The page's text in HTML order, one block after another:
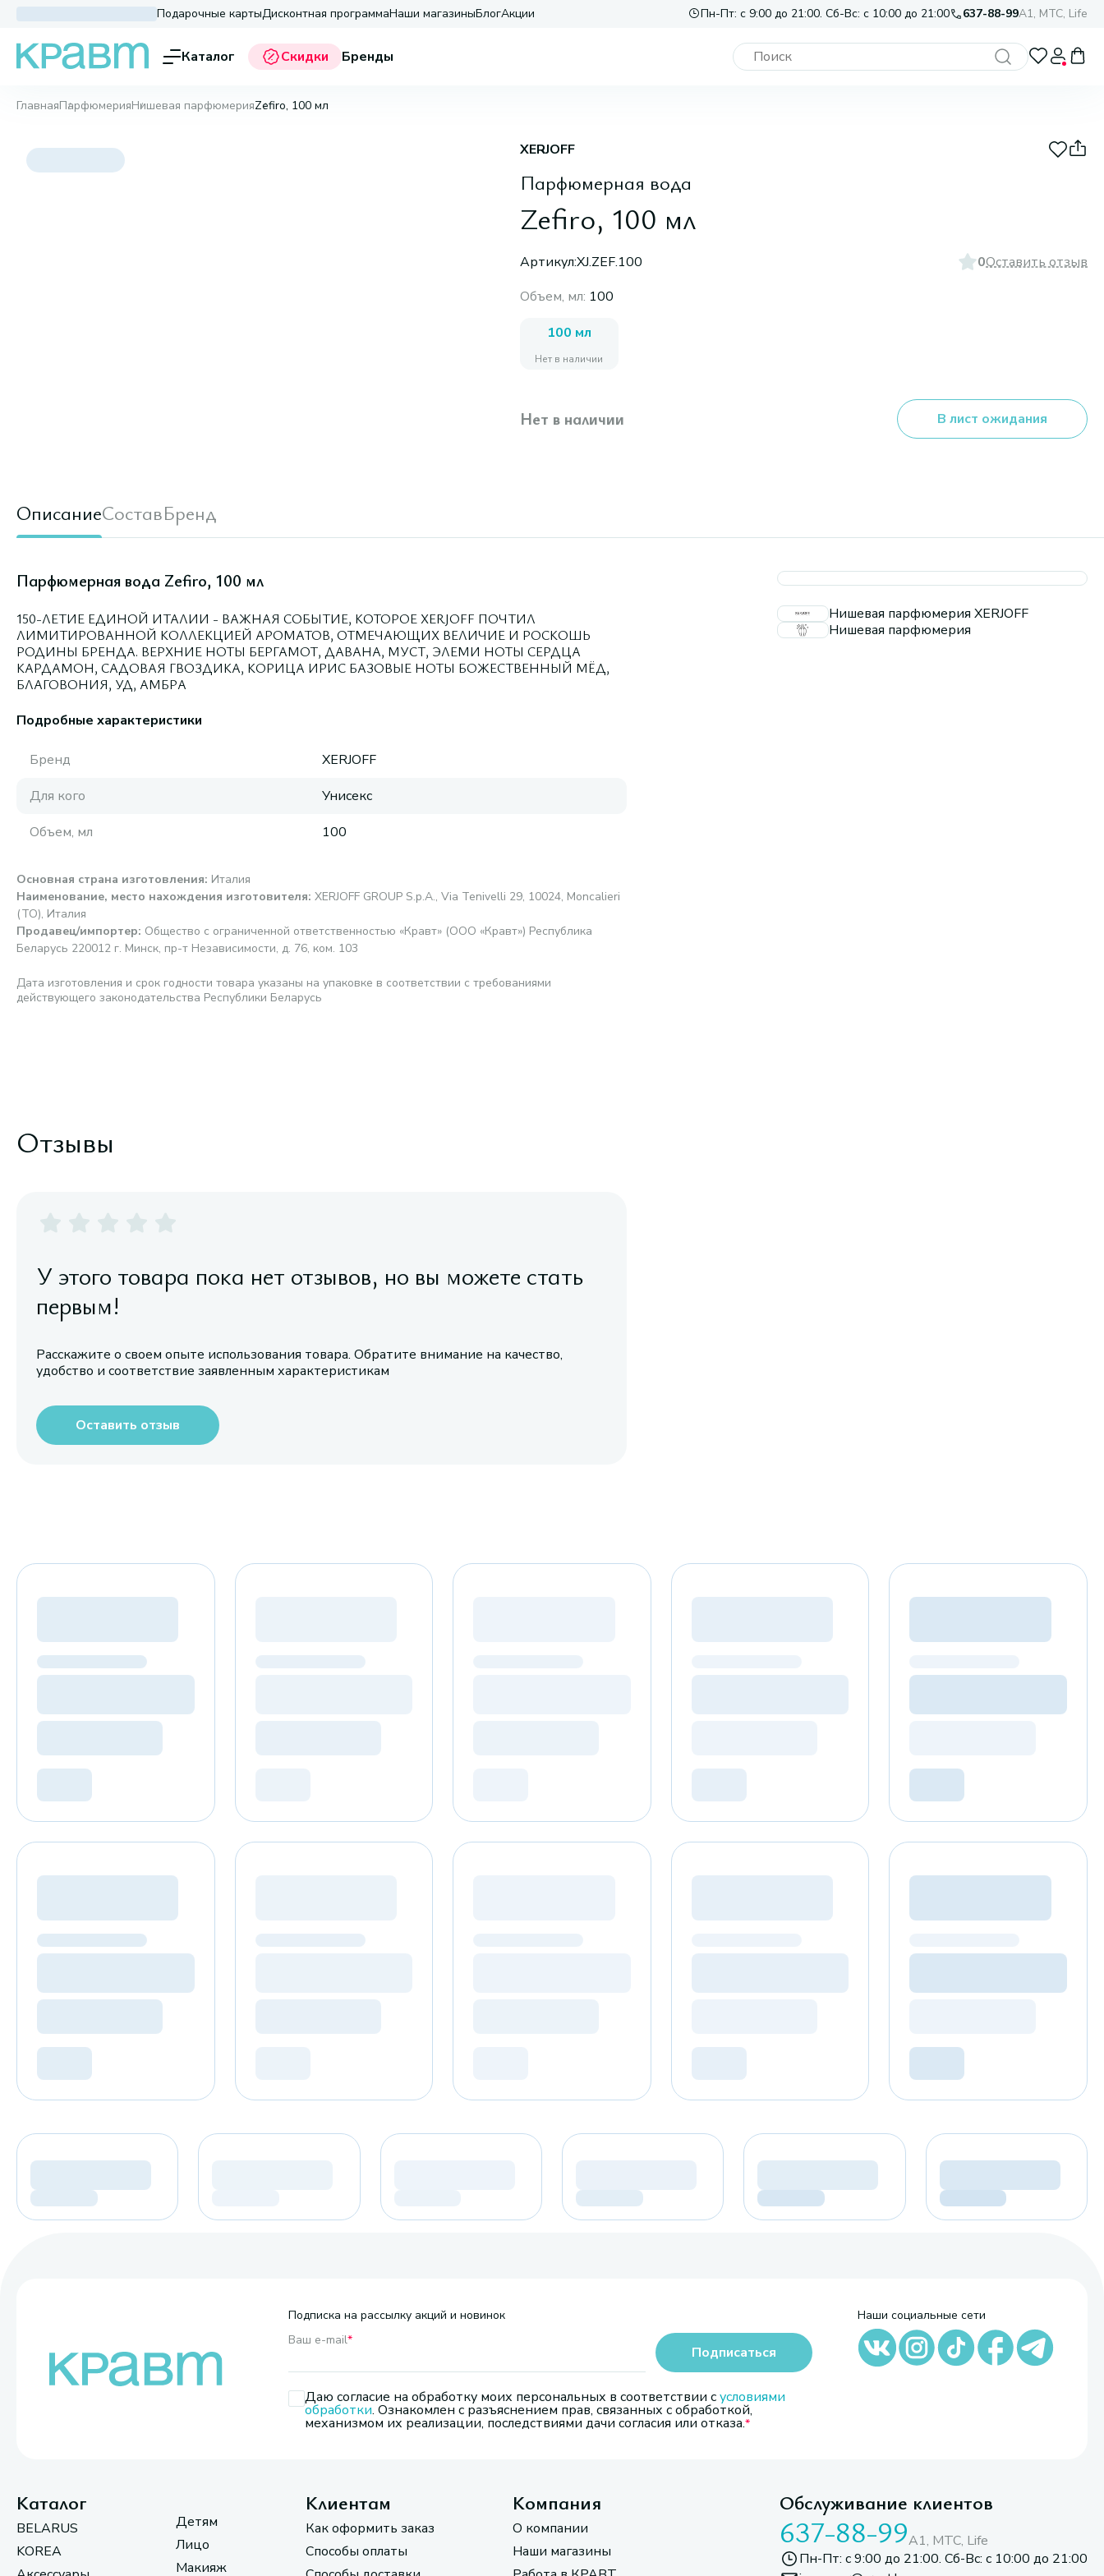
Подарочные картыДисконтная программаНаши магазиныБлогАкции Пн-Пт: с 9:00 до 21:00. Сб-Вс: с 10:00 до 21:00 637-88-99A1, МТС, Life
Каталог Скидки Бренды
ГлавнаяПарфюмерияНишевая парфюмерияZefiro, 100 мл
XERJOFF
Парфюмерная вода
Zefiro, 100 мл
Артикул:XJ.ZEF.100 0Оставить отзыв
Объем, мл: 100
100 мл
Нет в наличии
Нет в наличии В лист ожидания
ОписаниеСоставБренд
Парфюмерная вода Zefiro, 100 мл
150-ЛЕТИЕ ЕДИНОЙ ИТАЛИИ - ВАЖНАЯ СОБЫТИЕ, КОТОРОЕ XERJOFF ПОЧТИЛ
ЛИМИТИРОВАННОЙ КОЛЛЕКЦИЕЙ АРОМАТОВ, ОТМЕЧАЮЩИХ ВЕЛИЧИЕ И РОСКОШЬ
РОДИНЫ БРЕНДА. ВЕРХНИЕ НОТЫ БЕРГАМОТ, ДАВАНА, МУСТ, ЭЛЕМИ НОТЫ СЕРДЦА
КАРДАМОН, САДОВАЯ ГВОЗДИКА, КОРИЦА ИРИС БАЗОВЫЕ НОТЫ БОЖЕСТВЕННЫЙ МЁД,
БЛАГОВОНИЯ, УД, АМБРА
Подробные характеристики
Бренд
XERJOFF
Для кого
Унисекс
Объем, мл
100
Основная страна изготовления: Италия
Наименование, место нахождения изготовителя: XERJOFF GROUP S.p.A., Via Tenivelli 29, 10024, Moncalieri
(TO), Италия
Продавец/импортер: Общество с ограниченной ответственностью «Кравт» (ООО «Кравт») Республика
Беларусь 220012 г. Минск, пр-т Независимости, д. 76, ком. 103
Дата изготовления и срок годности товара указаны на упаковке в соответствии с требованиями
действующего законодательства Республики Беларусь
Нишевая парфюмерия XERJOFF
Нишевая парфюмерия
Отзывы
У этого товара пока нет отзывов, но вы можете стать
первым!
Расскажите о своем опыте использования товара. Обратите внимание на качество,
удобство и соответствие заявленным характеристикам
Оставить отзыв
Подписка на рассылку акций и новинок
Ваш e-mail*
Даю согласие на обработку моих персональных в соответствии сусловиями
обработки. Ознакомлен с разъяснением прав, связанных с обработкой,
механизмом их реализации, последствиями дачи согласия или отказа.
Подписаться
Наши социальные сети
Каталог
BELARUS
KOREA
Детям
Лицо
Макияж
Клиентам
Как оформить заказ
Способы оплаты
Компания
О компании
Наши магазины
Обслуживание клиентов
637-88-99A1, МТС, Life
Пн-Пт: с 9:00 до 21:00. Сб-Вс: с 10:00 до 21:00